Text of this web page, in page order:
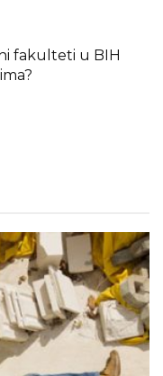
fakulteti u BIH